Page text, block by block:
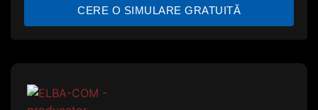
CERE O SIMULARE GRATUITĂ